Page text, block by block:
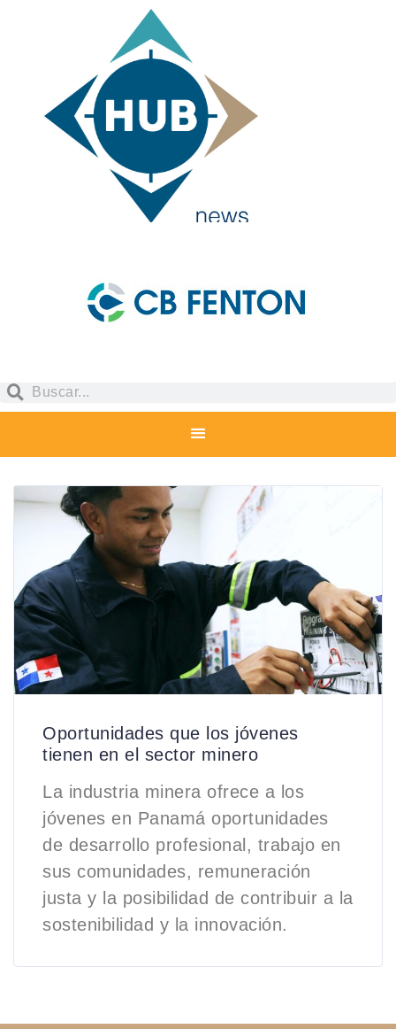
Oportunidades que los jóvenes
tienen en el sector minero
La industria minera ofrece a los
jóvenes en Panamá oportunidades
de desarrollo profesional, trabajo en
sus comunidades, remuneración
justa y la posibilidad de contribuir a la
sostenibilidad y la innovación.